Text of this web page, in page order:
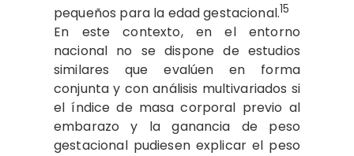
pequeños para la edad gestacional.15
En este contexto, en el entorno
nacional no se dispone de estudios
similares que evalúen en forma
conjunta y con análisis multivariados si
el índice de masa corporal previo al
embarazo y la ganancia de peso
gestacional pudiesen explicar el peso